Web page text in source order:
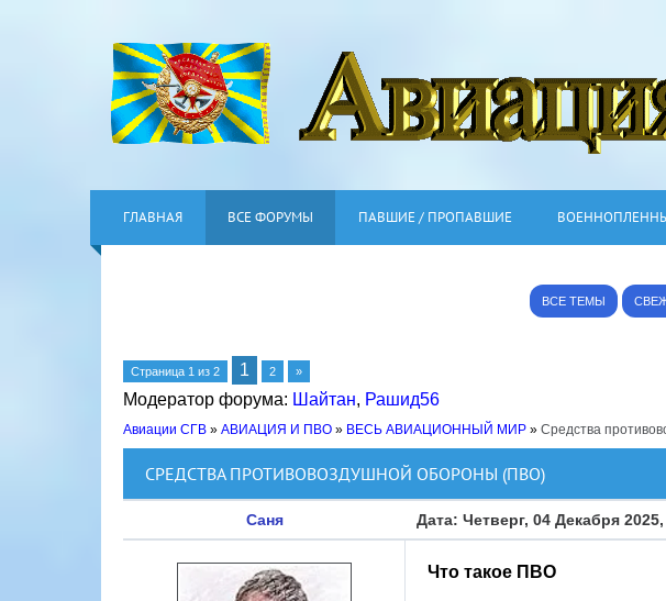
ГЛАВНАЯ ВСЕ ФОРУМЫ ПАВШИЕ / ПРОПАВШИЕ
ВСЕ ТЕМЫ
Страница 1 из 2 1 2 »
Модератор форума: Шайтан, Рашид56
Авиации СГВ » АВИАЦИЯ И ПВО » ВЕСЬ АВИАЦИОННЫЙ МИР » Средства
СРЕДСТВА ПРОТИВОВОЗДУШНОЙ ОБОРОНЫ (ПВО)
Саня Дата: Четверг, 04 Декабря
Что такое ПВО